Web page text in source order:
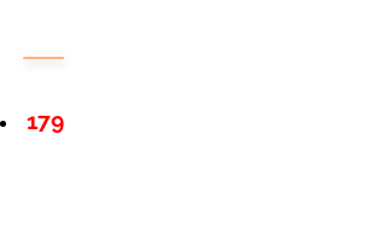
179